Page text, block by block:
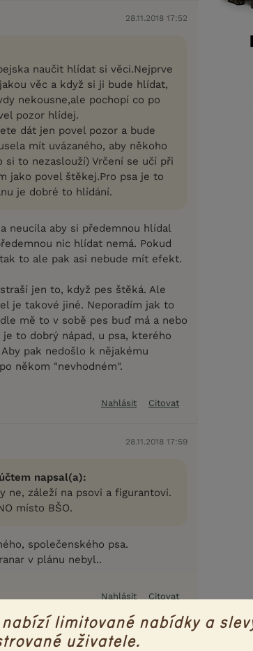
28.11.2018 17:52
naučit hlídat si věci.Nejprve
věc a když si ji bude hlídat,
nekousne,ale pochopí co po
pozor hlídej.
dát jen povel pozor a bude
mít uvázaného, aby někoho
si to nezaslouží) Vrčení se učí při
jako povel štěkej.Pro psa je to
je dobré to hlídání.
neucila aby si předemnou hlídal
nic hlídat nemá. Pokud
to ale pak asi nebude mít efekt.
jen to, když pes štěká. Ale
je takové jiné. Neporadím jak to
mě to v sobě pes buď má a nebo
to dobrý nápad, u psa, kterého
pak nedošlo k nějakému
někom "nevhodném".
Nahlásit Citovat
28.11.2018 17:59
napsal(a):
ne, záleží na psovi a figurantovi.
místo BŠO.
společenského psa.
v plánu nebyl..
Nahlásit Citovat
28.11.2018 18:08
limitované nabídky a
uživatele.